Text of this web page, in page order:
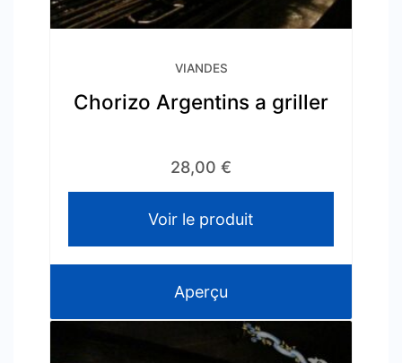
VIANDES
Chorizo Argentins a griller
28,00 €
Voir le produit
Aperçu